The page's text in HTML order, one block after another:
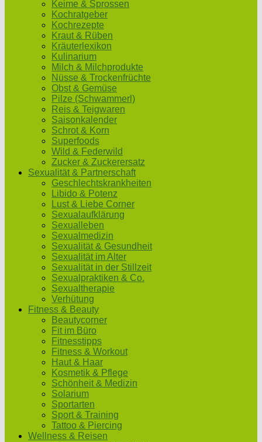
Keime & Sprossen
Kochratgeber
Kochrezepte
Kraut & Rüben
Kräuterlexikon
Kulinarium
Milch & Milchprodukte
Nüsse & Trockenfrüchte
Obst & Gemüse
Pilze (Schwammerl)
Reis & Teigwaren
Saisonkalender
Schrot & Korn
Superfoods
Wild & Federwild
Zucker & Zuckerersatz
Sexualität & Partnerschaft
Geschlechtskrankheiten
Libido & Potenz
Lust & Liebe Corner
Sexualaufklärung
Sexualleben
Sexualmedizin
Sexualität & Gesundheit
Sexualität im Alter
Sexualität in der Stillzeit
Sexualpraktiken & Co.
Sexualtherapie
Verhütung
Fitness & Beauty
Beautycorner
Fit im Büro
Fitnesstipps
Fitness & Workout
Haut & Haar
Kosmetik & Pflege
Schönheit & Medizin
Solarium
Sportarten
Sport & Training
Tattoo & Piercing
Wellness & Reisen